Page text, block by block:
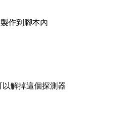
作到腳本內
解掉這個探測器